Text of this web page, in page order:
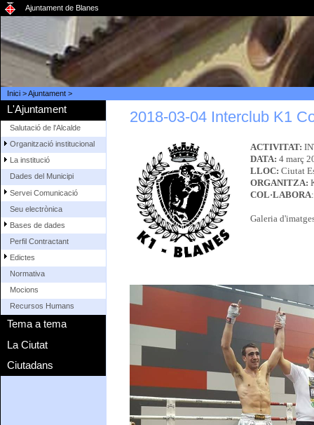
Ajuntament de Blanes
Inici>Ajuntament>
L'Ajuntament
Salutació de l'Alcalde
Organització institucional
La institució
Dades del Municipi
Servei Comunicació
Seu electrònica
Bases de dades
Perfil Contractant
Edictes
Normativa
Mocions
Recursos Humans
Tema a tema
La Ciutat
Ciutadans
2018-03-04 Interclub K1
ACTIVITAT:
DATA:4 març
LLOC:Ciutat
ORGANITZA:
COL·LABORA
Galeria